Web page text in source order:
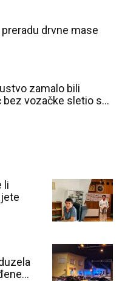
drvne mase
zamalo bili
bez vozačke sletio s...
li